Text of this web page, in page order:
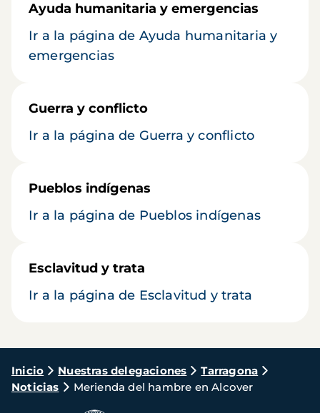
Ayuda humanitaria y emergencias
Ir a la página de Ayuda humanitaria y
emergencias
Guerra y conflicto
Ir a la página de Guerra y conflicto
Pueblos indígenas
Ir a la página de Pueblos indígenas
Esclavitud y trata
Ir a la página de Esclavitud y trata
Ruta
de
Inicio Nuestras delegaciones
Tarragona
Noticias
Merienda del hambre en Alcover